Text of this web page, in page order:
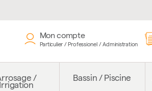
Mon compte
Particulier / Professionel / Administration
/
Irrigation
Bassin / Piscine